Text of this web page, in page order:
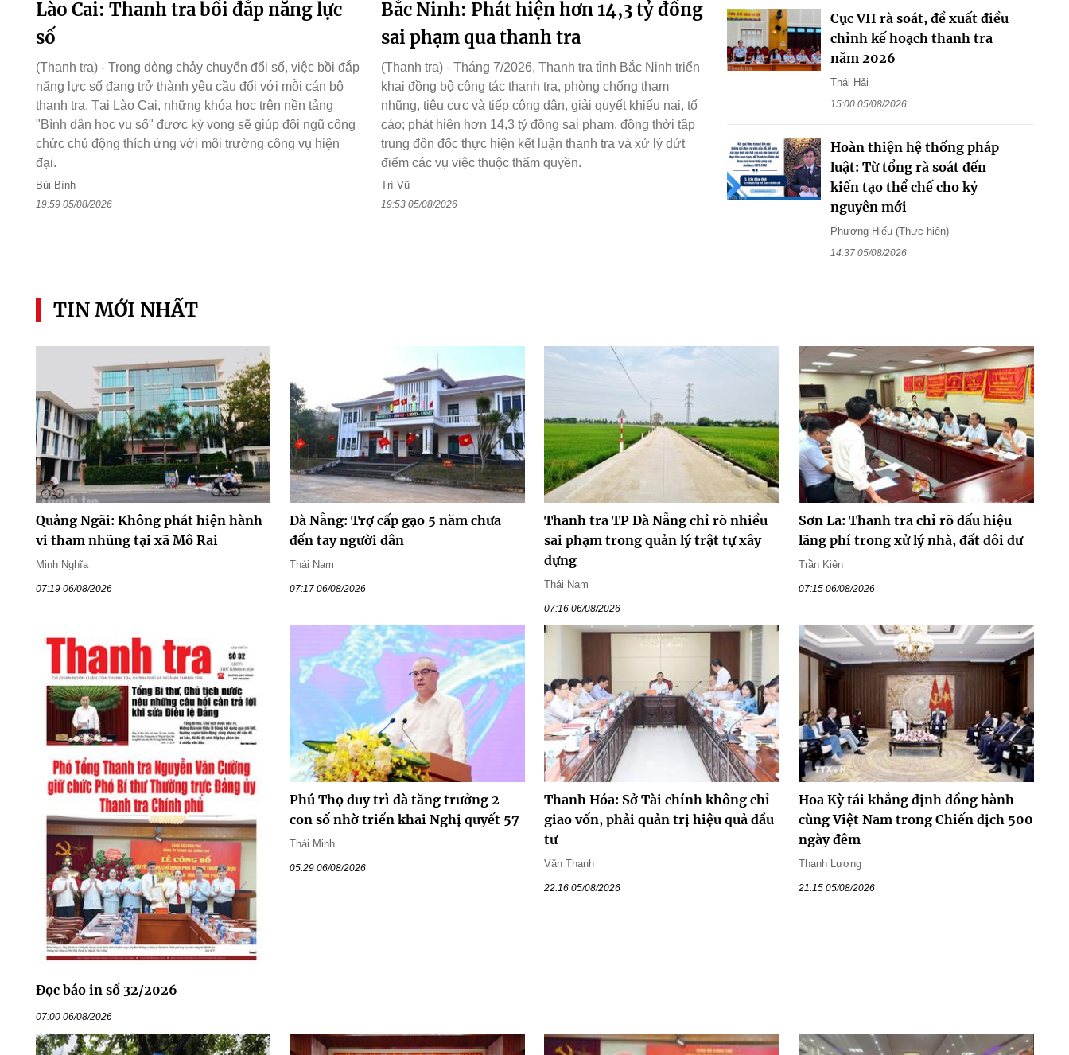
Lào Cai: Thanh tra bồi đắp năng lực
số
(Thanh tra) - Trong dòng chảy chuyển đổi số, việc bồi đắp
năng lực số đang trở thành yêu cầu đối với mỗi cán bộ
thanh tra. Tại Lào Cai, những khóa học trên nền tảng
"Bình dân học vụ số" được kỳ vọng sẽ giúp đội ngũ công
chức chủ động thích ứng với môi trường công vụ hiện
đại.
Bùi Bình
19:59 05/08/2026
Bắc Ninh: Phát hiện hơn 14,3 tỷ đồng
sai phạm qua thanh tra
(Thanh tra) - Tháng 7/2026, Thanh tra tỉnh Bắc Ninh triển
khai đồng bộ công tác thanh tra, phòng chống tham
nhũng, tiêu cực và tiếp công dân, giải quyết khiếu nại, tố
cáo; phát hiện hơn 14,3 tỷ đồng sai phạm, đồng thời tập
trung đôn đốc thực hiện kết luận thanh tra và xử lý dứt
điểm các vụ việc thuộc thẩm quyền.
Trí Vũ
19:53 05/08/2026
Cục VII rà soát, đề xuất điều
chỉnh kế hoạch thanh tra
năm 2026
Thái Hải
15:00 05/08/2026
Hoàn thiện hệ thống pháp
luật: Từ tổng rà soát đến
kiến tạo thể chế cho kỷ
nguyên mới
Phương Hiếu (Thực hiện)
14:37 05/08/2026
TIN MỚI NHẤT
Quảng Ngãi: Không phát hiện hành
vi tham nhũng tại xã Mô Rai
Minh Nghĩa
07:19 06/08/2026
Đà Nẵng: Trợ cấp gạo 5 năm chưa
đến tay người dân
Thái Nam
07:17 06/08/2026
Thanh tra TP Đà Nẵng chỉ rõ nhiều
sai phạm trong quản lý trật tự xây
dựng
Thái Nam
07:16 06/08/2026
Sơn La: Thanh tra chỉ rõ dấu hiệu
lãng phí trong xử lý nhà, đất dôi dư
Trần Kiên
07:15 06/08/2026
Đọc báo in số 32/2026
07:00 06/08/2026
Phú Thọ duy trì đà tăng trưởng 2
con số nhờ triển khai Nghị quyết 57
Thái Minh
05:29 06/08/2026
Thanh Hóa: Sở Tài chính không chỉ
giao vốn, phải quản trị hiệu quả đầu
tư
Văn Thanh
22:16 05/08/2026
Hoa Kỳ tái khẳng định đồng hành
cùng Việt Nam trong Chiến dịch 500
ngày đêm
Thanh Lương
21:15 05/08/2026